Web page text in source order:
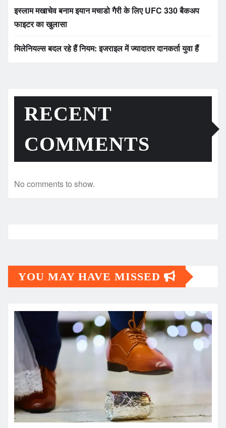
इस्लाम मखाचेव बनाम इयान मचाडो गैरी के लिए UFC 330 बैकअप
फाइटर का खुलासा
मिलेनियल्स बदल रहे हैं नियम: इजराइल में ज्यादातर दानकर्ता युवा हैं
RECENT
COMMENTS
No comments to show.
YOU MAY HAVE MISSED